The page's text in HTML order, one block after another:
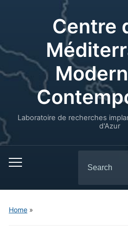
Centre
Laboratoire de recherches
d'Azur
for:
Home»